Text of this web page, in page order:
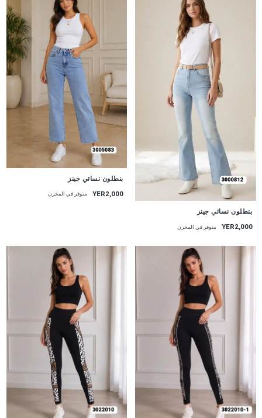
جديد
بنطلون نسائي جينز
YER2,000 متوفر في المخزن
بنطلون نسائي جينز
YER2,000 متوفر في المخزن